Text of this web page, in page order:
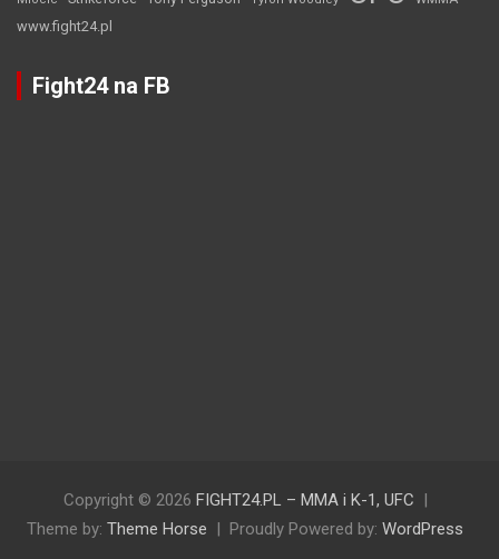
www.fight24.pl
Fight24 na FB
Copyright © 2026 FIGHT24.PL – MMA i K-1, UFC
Theme by: Theme Horse Proudly Powered by: WordPress